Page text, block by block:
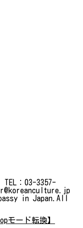
：03-3357-
in Japan.All
モード転換】